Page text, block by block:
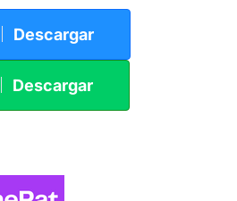
Descargar
Descargar